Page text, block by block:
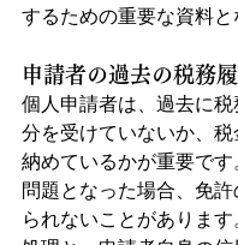
するための重要な資料と
申請者の過去の税務
個人申請者は、過去に
分を受けていないか、税
納めているかが重要で
問題となった場合、免
られないことがありま